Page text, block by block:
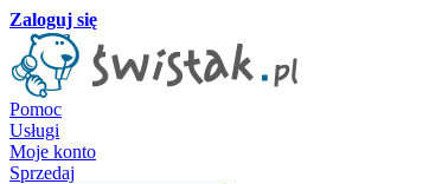
Zaloguj się
Pomoc
Usługi
Moje konto
Sprzedaj